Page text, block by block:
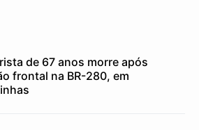
de 67 anos morre após
frontal na BR-280, em